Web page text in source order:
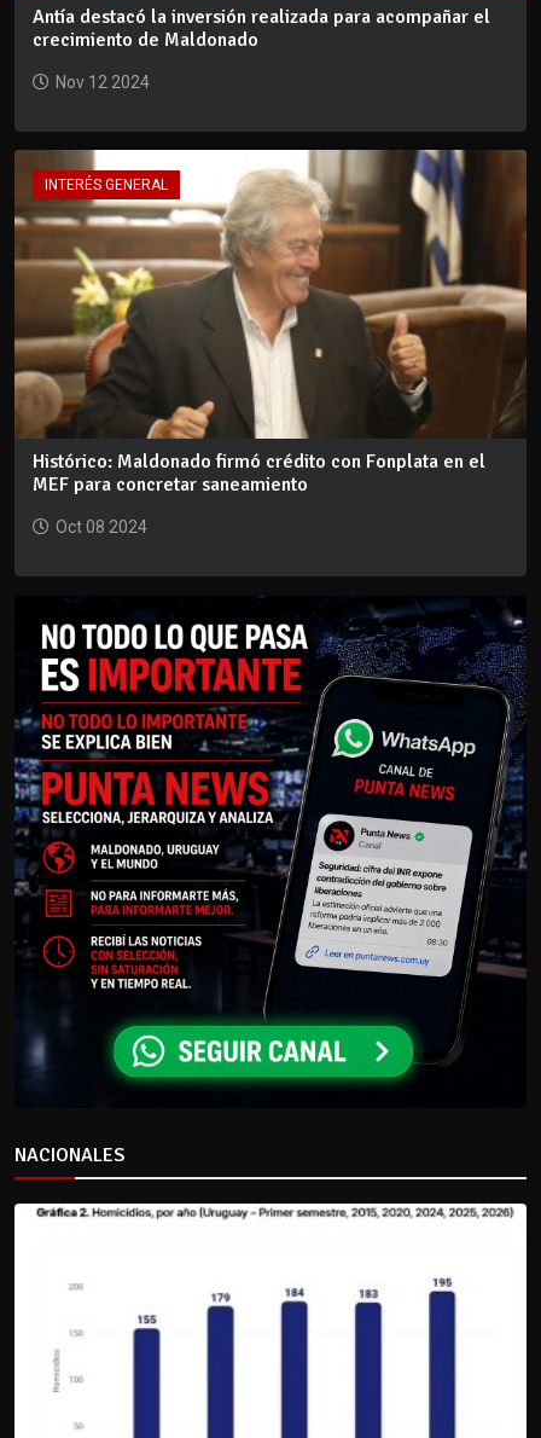
Antía destacó la inversión realizada para acompañar el
crecimiento de Maldonado
Nov 12 2024
INTERÉS GENERAL
Histórico: Maldonado firmó crédito con Fonplata en el
MEF para concretar saneamiento
Oct 08 2024
NACIONALES